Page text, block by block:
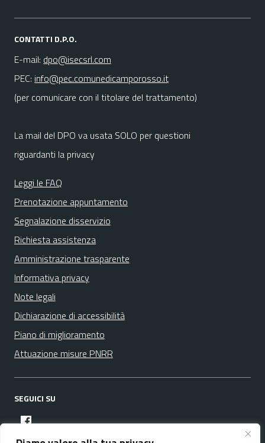
CONTATTI D.P.O.
E-mail: dpo@isecsrl.com
PEC: info@pec.comunedicamporosso.it
(per comunicare con il titolare del trattamento)
La mail del DPO va usata SOLO per questioni
riguardanti la privacy
Leggi le FAQ
Prenotazione appuntamento
Segnalazione disservizio
Richiesta assistenza
Amministrazione trasparente
Informativa privacy
Note legali
Dichiarazione di accessibilità
Piano di miglioramento
Attuazione misure PNRR
SEGUICI SU
facebook